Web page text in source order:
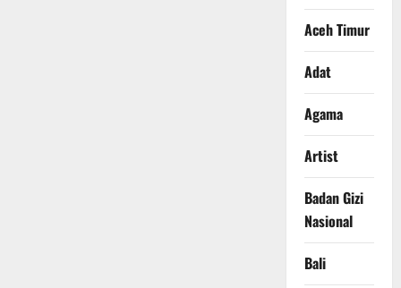
Aceh Timur
Adat
Agama
Artist
Badan Gizi
Nasional
Bali